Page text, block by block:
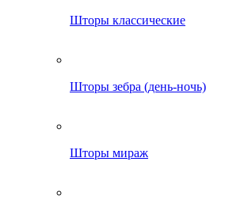
Шторы классические
Шторы зебра (день-ночь)
Шторы мираж